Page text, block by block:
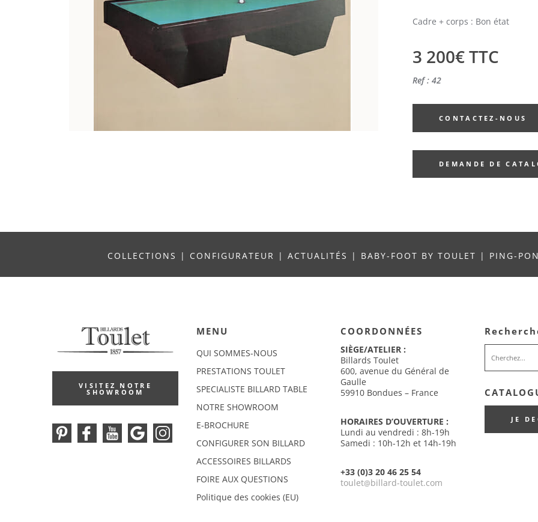
Cadre + corps : Bon état
3 200€ TTC
Ref : 42
CONTACTEZ-NOUS
DEMANDE DE
COLLECTIONS | CONFIGURATEUR | ACTUALITÉS | BABY-FOOT BY TOULET | PING-
VISITEZ NOTRE
SHOWROOM
MENU
QUI SOMMES-NOUS
PRESTATIONS TOULET
SPECIALISTE BILLARD TABLE
NOTRE SHOWROOM
E-BROCHURE
CONFIGURER SON BILLARD
ACCESSOIRES BILLARDS
FOIRE AUX QUESTIONS
Politique des cookies (EU)
COORDONNÉES
SIÈGE/ATELIER :
Billards Toulet
600, avenue du Général de
Gaulle
59910 Bondues – France
HORAIRES D’OUVERTURE :
Lundi au vendredi : 8h-19h
Samedi : 10h-12h et 14h-19h
+33 (0)3 20 46 25 54
toulet@billard-toulet.com
JE